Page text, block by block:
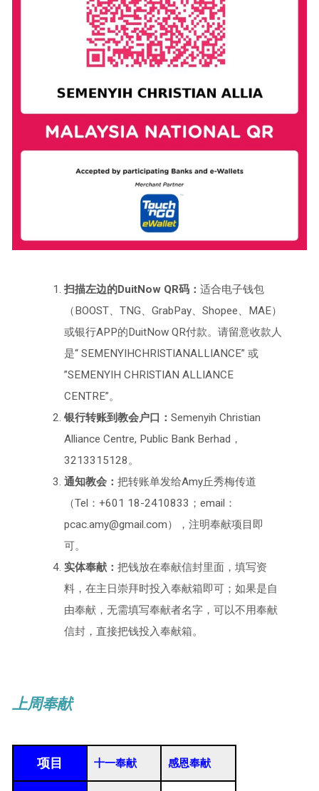
扫描左边的DuitNow QR码： 适合电子钱包
（BOOST、TNG、GrabPay、Shopee、MAE）
或银行APP的DuitNow QR付款。请留意收款人
是“ SEMENYIHCHRISTIANALLIANCE” 或
”SEMENYIH CHRISTIAN ALLIANCE
CENTRE”。
银行转账到教会户口： Semenyih Christian
Alliance Centre, Public Bank Berhad，
3213315128。
通知教会： 把转账单发给Amy丘秀梅传道
（Tel：+601 18-2410833；email：
pcac.amy@gmail.com），注明奉献项目即
可。
实体奉献： 把钱放在奉献信封里面，填写资
料，在主日崇拜时投入奉献箱即可；如果是自
由奉献，无需填写奉献者名字，可以不用奉献
信封，直接把钱投入奉献箱。
上周奉献
项目 十一奉献 感恩奉献